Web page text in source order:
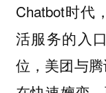
Chatbot时代
活服务的入
位，美团与